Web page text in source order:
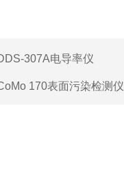
307A电导率仪
170表面污染检测仪